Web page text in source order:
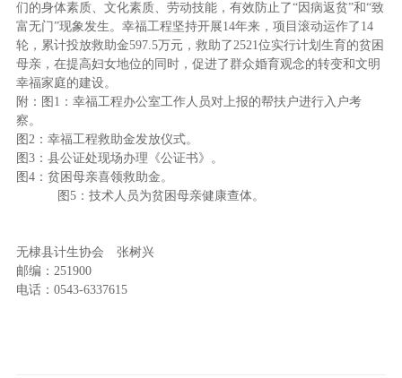
们的身体素质、文化素质、劳动技能，有效防止了“因病返贫”和“致
富无门”现象发生。幸福工程坚持开展14年来，项目滚动运作了14
轮，累计投放救助金597.5万元，救助了2521位实行计划生育的贫困
母亲，在提高妇女地位的同时，促进了群众婚育观念的转变和文明
幸福家庭的建设。
附：图1：幸福工程办公室工作人员对上报的帮扶户进行入户考
察。
图2：幸福工程救助金发放仪式。
图3：县公证处现场办理《公证书》。
图4：贫困母亲喜领救助金。
图5：技术人员为贫困母亲健康查体。
无棣县计生协会 张树兴
邮编：251900
电话：0543-6337615